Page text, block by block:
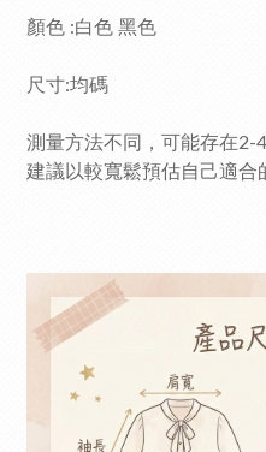
顏色 :白色 黑色
尺寸:均碼
測量方法不同，可能存在2-
建議以較寬鬆預估自己適合